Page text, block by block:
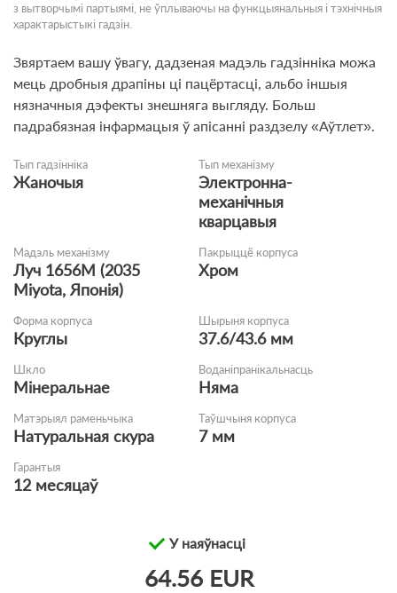
з вытворчымі партыямі, не ўплываючы на функцыянальныя і тэхнічныя
характарыстыкі гадзін.
Звяртаем вашу ўвагу, дадзеная мадэль гадзінніка можа
мець дробныя драпіны ці пацёртасці, альбо іншыя
нязначныя дэфекты знешняга выгляду. Больш
падрабязная інфармацыя ў апісанні раздзелу «Аўтлет».
Тып гадзінніка
Жаночыя
Тып механізму
Электронна-
механічныя
кварцавыя
Мадэль механізму
Луч 1656M (2035
Miyota, Японія)
Пакрыццё корпуса
Хром
Форма корпуса
Круглы
Шырыня корпуса
37.6/43.6 мм
Шкло
Мінеральнае
Воданіпранікальнасць
Няма
Матэрыял раменьчыка
Натуральная скура
Таўшчыня корпуса
7 мм
Гарантыя
12 месяцаў
У наяўнасці
64.56 EUR